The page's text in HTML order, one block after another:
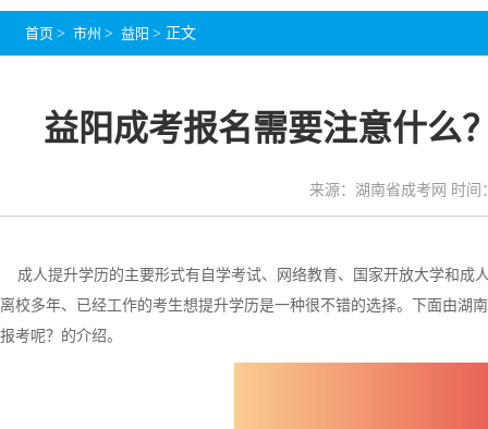
首页 > 市州 > 益阳 > 正文
益阳成考报名需要注意什么
来源：湖南省成考网 时间
成人提升学历的主要形式有自学考试、网络教育、国家开放大学和成
离校多年、已经工作的考生想提升学历是一种很不错的选择。下面由湖
报考呢？的介绍。